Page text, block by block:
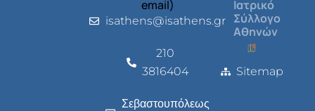
email)
isathens@isathens.gr
210
3816404
Σεβαστουπόλεως
Ιατρικό
Σύλλογο
Αθηνών
Sitemap